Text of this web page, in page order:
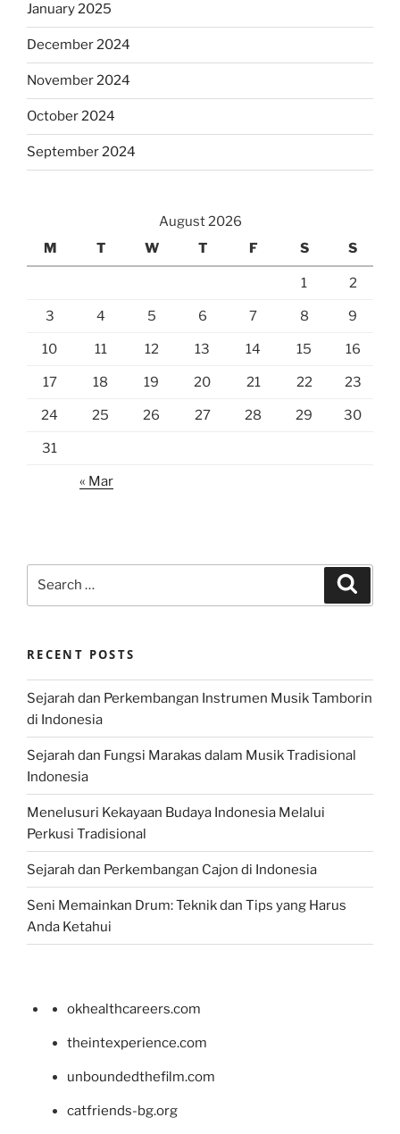
January 2025
December 2024
November 2024
October 2024
September 2024
August 2026
M
T W T F S S
1 2
3 4 5 6 7 8 9
10 11 12 13 14 15 16
17 18 19 20 21 22 23
24 25 26 27 28 29 30
31
« Mar
RECENT POSTS
Sejarah dan Perkembangan Instrumen Musik Tamborin
di Indonesia
Sejarah dan Fungsi Marakas dalam Musik Tradisional
Indonesia
Menelusuri Kekayaan Budaya Indonesia Melalui
Perkusi Tradisional
Sejarah dan Perkembangan Cajon di Indonesia
Seni Memainkan Drum: Teknik dan Tips yang Harus
Anda Ketahui
okhealthcareers.com
theintexperience.com
unboundedthefilm.com
catfriends-bg.org